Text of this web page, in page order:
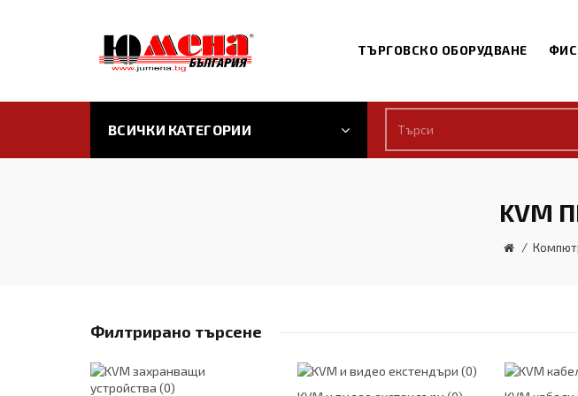
ТЪРГОВСКО ОБОРУДВАНЕ
ВСИЧКИ КАТЕГОРИИ
KVM
Филтрирано търсене